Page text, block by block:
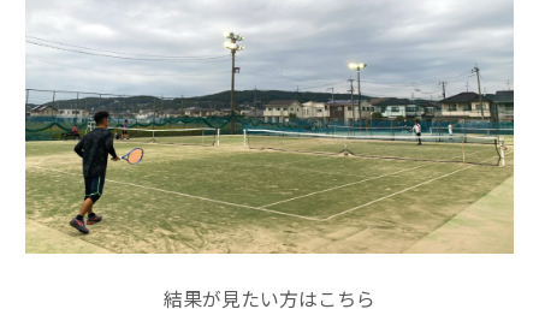
結果が見たい方はこちら